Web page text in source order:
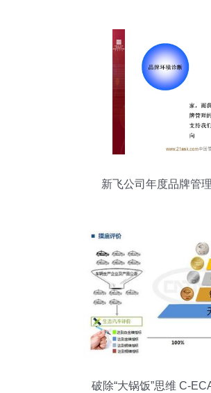
新飞公司年度品牌管
破除“大锅饭”思维 C-